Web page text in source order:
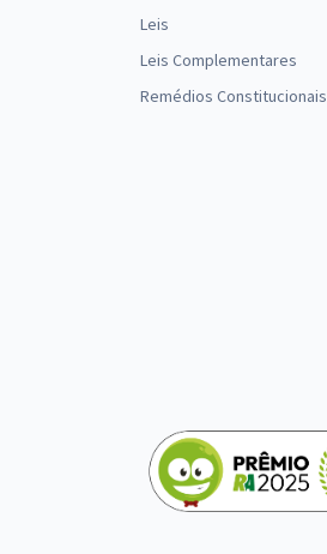
Leis
Leis Complementares
Remédios Constitucionais